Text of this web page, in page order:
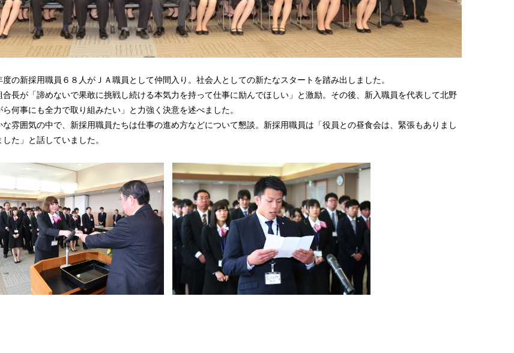
新採用職員６８人がＪＡ職員として仲間入り。社会人としての新たなスタートを踏み出しました。
長が「諦めないで果敢に挑戦し続ける本気力を持って仕事に励んでほしい」と激励。その後、新入職員を代表して北野
何事にも全力で取り組みたい」と力強く決意を述べました。
雰囲気の中で、新採用職員たちは仕事の進め方などについて懇談。新採用職員は「役員との昼食会は、緊張もありまし
た」と話していました。